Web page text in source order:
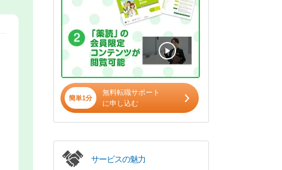
簡単1分
無料転職サポート
に申し込む
サービスの魅力